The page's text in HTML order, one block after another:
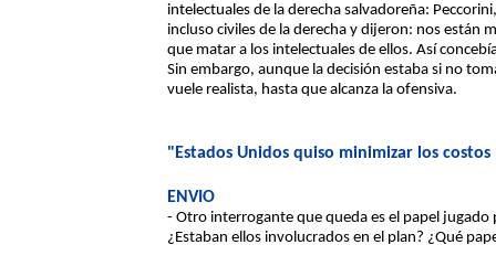
intelectuales de la derecha salvadoreña:
incluso civiles de la derecha y dijeron: nos están
que matar a los intelectuales de ellos. Así
Sin embargo, aunque la decisión estaba si no
vuele realista, hasta que alcanza la ofensiva.
"Estados Unidos quiso minimizar los
ENVIO
- Otro interrogante que queda es el papel jugado
¿Estaban ellos involucrados en el plan? ¿Qué